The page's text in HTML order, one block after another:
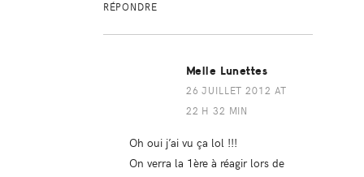
RÉPONDRE
Melle Lunettes
26 JUILLET 2012 AT
22 H 32 MIN
Oh oui j’ai vu ça lol !!!
On verra la 1ère à réagir lors de